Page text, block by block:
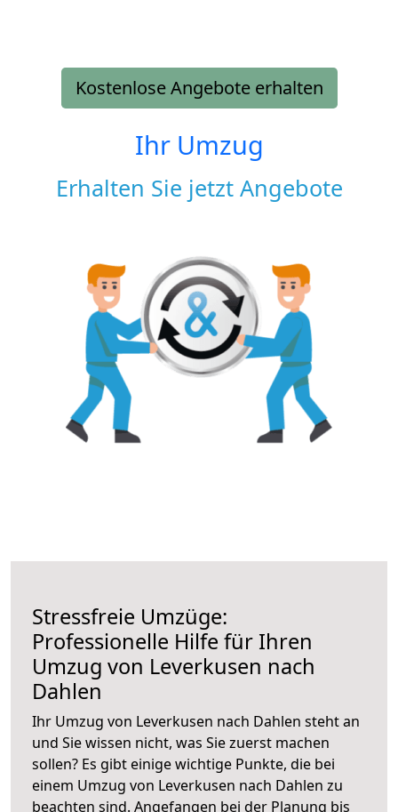
Kostenlose Angebote erhalten
Ihr Umzug
Erhalten Sie jetzt Angebote
Stressfreie Umzüge:
Professionelle Hilfe für Ihren
Umzug von Leverkusen nach
Dahlen
Ihr Umzug von Leverkusen nach Dahlen steht an
und Sie wissen nicht, was Sie zuerst machen
sollen? Es gibt einige wichtige Punkte, die bei
einem Umzug von Leverkusen nach Dahlen zu
beachten sind. Angefangen bei der Planung bis